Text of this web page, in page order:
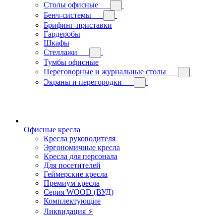
Cтолы офисные
Бенч-системы
Брифинг-приставки
Гардеробы
Шкафы
Стеллажи
Тумбы офисные
Переговорные и журнальные столы
Экраны и перегородки
Офисные кресла
Кресла руководителя
Эргономичные кресла
Кресла для персонала
Для посетителей
Геймерские кресла
Премиум кресла
Серия WOOD (ВУД)
Комплектующие
Ликвидация ⚡